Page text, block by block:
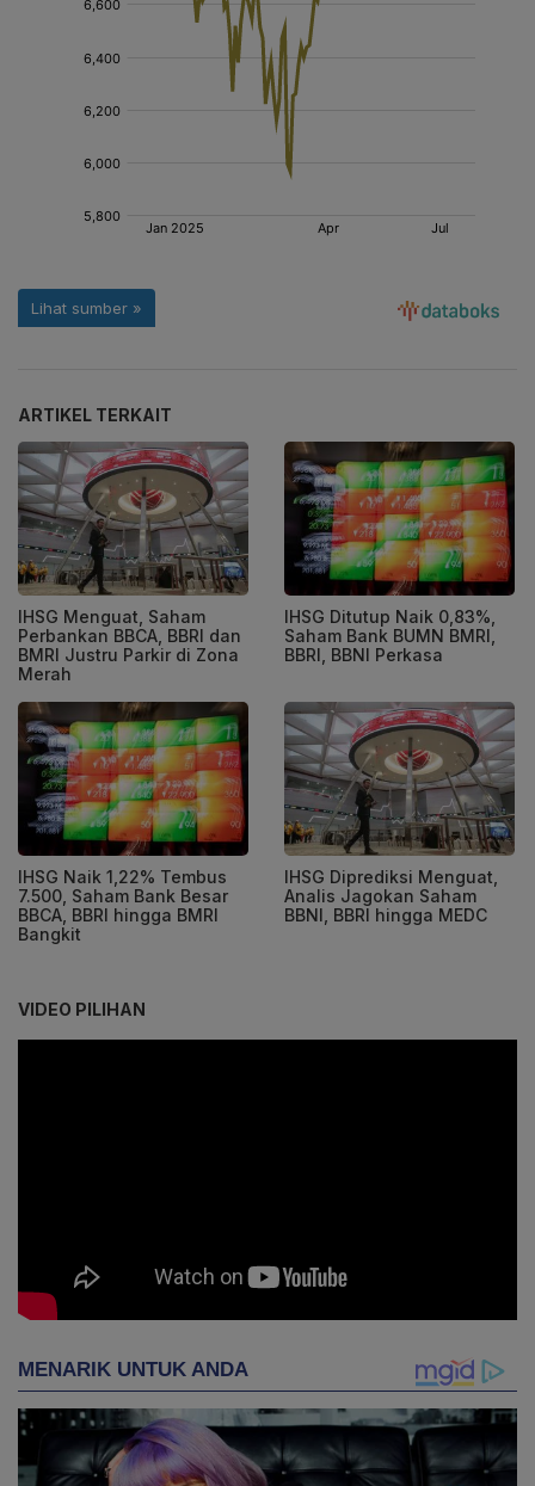
ARTIKEL TERKAIT
IHSG Menguat, Saham
Perbankan BBCA, BBRI dan
BMRI Justru Parkir di Zona
Merah
IHSG Ditutup Naik 0,83%,
Saham Bank BUMN BMRI,
BBRI, BBNI Perkasa
IHSG Naik 1,22% Tembus
7.500, Saham Bank Besar
BBCA, BBRI hingga BMRI
Bangkit
IHSG Diprediksi Menguat,
Analis Jagokan Saham
BBNI, BBRI hingga MEDC
VIDEO PILIHAN